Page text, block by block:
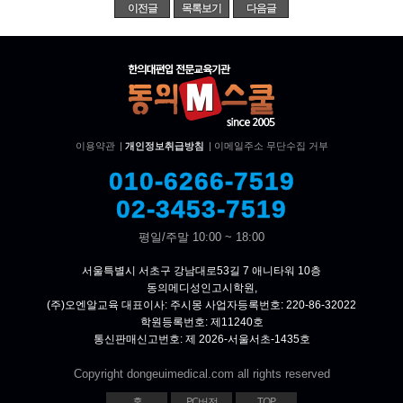
이전글 목록보기 다음글
이용약관 | 개인정보취급방침 | 이메일주소 무단수집 거부
010-6266-7519
02-3453-7519
평일/주말 10:00 ~ 18:00
서울특별시 서초구 강남대로53길 7 애니타워 10층
동의메디성인고시학원,
(주)오엔알교육 대표이사: 주시몽 사업자등록번호: 220-86-32022
학원등록번호: 제11240호
통신판매신고번호: 제 2026-서울서초-1435호
Copyright dongeuimedical.com all rights reserved